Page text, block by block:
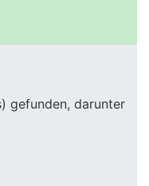
gefunden, darunter